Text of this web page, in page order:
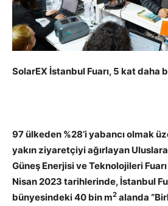
SolarEX İstanbul Fuarı, 5 kat daha
97 ülkeden %28’i yabancı olmak
yakın ziyaretçiyi ağırlayan
Güneş Enerjisi ve Teknolojileri
Nisan 2023 tarihlerinde, İstanbul
bünyesindeki 40 bin m2 alanda